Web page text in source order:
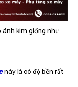
ánh kim giống như
này là có độ bền rất